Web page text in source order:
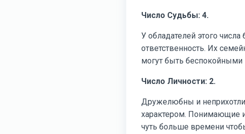
Число Судьбы: 4.
У обладателей этого
ответственность. Их
могут быть
Число Личности: 2.
Дружелюбны и
характером. Понимающие
чуть больше времени